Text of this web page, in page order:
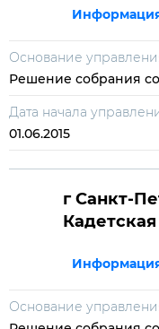
Основание
Решение собрания
Дата начала
01.06.2015
г Санкт-
Основание